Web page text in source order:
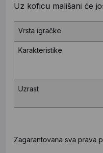
Uz koficu mališani će
Vrsta igračke
Karakteristike
Uzrast
Zagarantovana sva prava